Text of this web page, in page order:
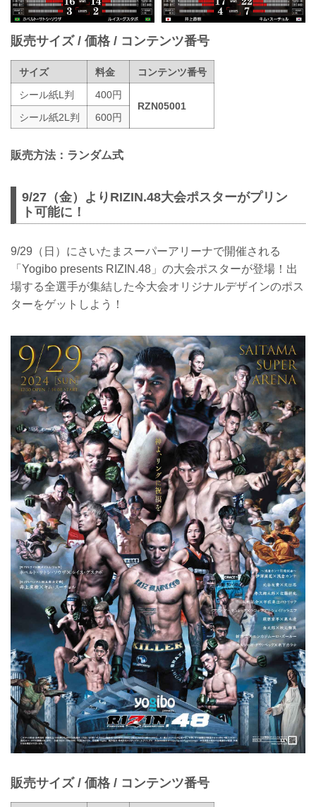
販売サイズ / 価格 / コンテンツ番号
サイズ 料金
コンテンツ番号
シール紙L判
400円
RZN05001
シール紙2L判
600円
販売方法：ランダム式
9/27（金）よりRIZIN.48大会ポスターがプリン
ト可能に！
9/29（日）にさいたまスーパーアリーナで開催される
「Yogibo presents RIZIN.48」の大会ポスターが登場！出
場する全選手が集結した今大会オリジナルデザインのポス
ターをゲットしよう！
販売サイズ / 価格 / コンテンツ番号